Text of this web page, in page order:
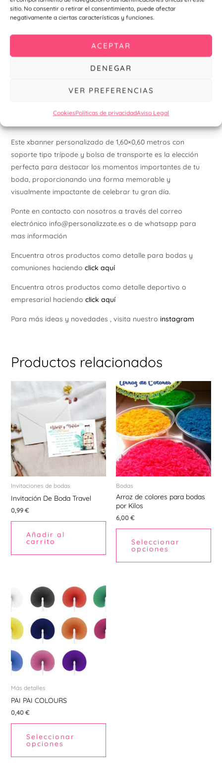
sitio. No consentir o retirar el consentimiento, puede afectar
negativamente a ciertas características y funciones.
ACEPTAR
DENEGAR
VER PREFERENCIAS
CookiesPolíticas de privacidadAviso Legal
Detalles Adicionales:
Versatilidad:Además de bodas, este xbanner es ideal
para otros eventos especiales como bautizos,
comuniones, aniversarios y más, ofreciendo una
solución versátil para cualquier ocasión.
banner y la calidad de la impresión aseguran una
toque de distinción a tu evento.
Este xbanner personalizado de 1,60×0,60 metros con
soporte tipo trípode y bolsa de transporte es la elección
perfecta para destacar los momentos importantes de tu
boda, proporcionando una forma memorable y
visualmente impactante de celebrar tu gran día.
Ponte en contacto con nosotros a través del correo
electrónico info@personalizzate.es o de whatsapp para
mas información
Encuentra otros productos como detalle para bodas y
comuniones haciendo click aquí
Encuentra otros productos como detalle deportivo o
empresarial haciendo click aquí
Para más ideas y novedades , visita nuestro instagram
Productos relacionados
Invitaciones de bodas
Invitación De Boda Travel
0,99€
Añadir al
carrito
Bodas
Arroz de colores para bodas
por Kilos
6,00€
Seleccionar
opciones
se
Más detalles
PAI PAI COLOURS
0,40€
Seleccionar
opciones
Este
múltiples
variantes.
la